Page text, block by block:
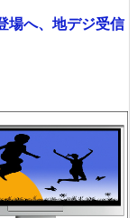
場へ、地デジ受信